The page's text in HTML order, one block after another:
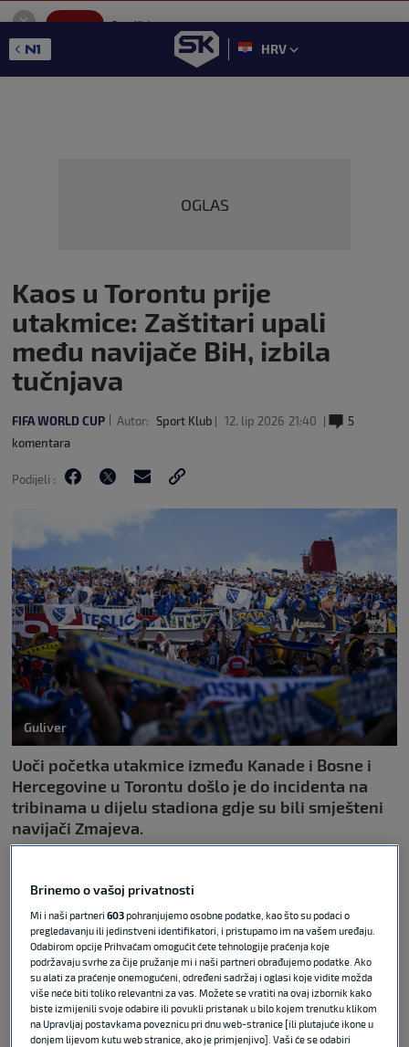
SportKlub
GET - On the Google Play
HRV
OGLAS
Kaos u Torontu prije
utakmice: Zaštitari upali
među navijače BiH, izbila
tučnjava
FIFA WORLD CUP Autor: Sport Klub 12. lip 2026 21:40
5
komentara
Podijeli :
Guliver
Uoči početka utakmice između Kanade i Bosne i
Hercegovine u Torontu došlo je do incidenta na
tribinama u dijelu stadiona gdje su bili smješteni
navijači Zmajeva.
bosanskohercegovačke navijače, nakon čega je
izbio fizički sukob, prenosiSportSport.ba.
BiH ispustila prednost protiv
Kanade, ali osvojila prvi bod na
SP-u nakon 12 godina
Brinemo o vašoj privatnosti
Mi i naši partneri603pohranjujemo osobne podatke, kao što su podaci o
pregledavanju ili jedinstveni identifikatori, i pristupamo im na vašem uređaju.
Odabirom opcije Prihvaćam omogućit ćete tehnologije praćenja koje
podržavaju svrhe za čije pružanje mi i naši partneri obrađujemo podatke. Ako
su alati za praćenje onemogućeni, određeni sadržaj i oglasi koje vidite možda
više neće biti toliko relevantni za vas. Možete se vratiti na ovaj izbornik kako
biste izmijenili svoje odabire ili povukli pristanak u bilo kojem trenutku klikom
na Upravljaj postavkama poveznicu pri dnu web-stranice [ili plutajuće ikone u
donjem lijevom kutu web stranice, ako je primjenjivo]. Vaši će se odabiri